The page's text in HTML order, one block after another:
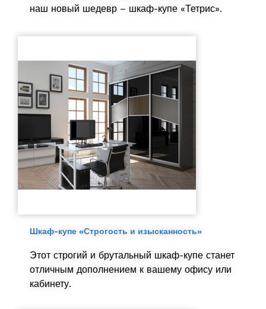
наш новый шедевр – шкаф-купе «Тетрис».
Шкаф-купе «Строгость и изысканность»
Этот строгий и брутальный шкаф-купе станет
отличным дополнением к вашему офису или
кабинету.